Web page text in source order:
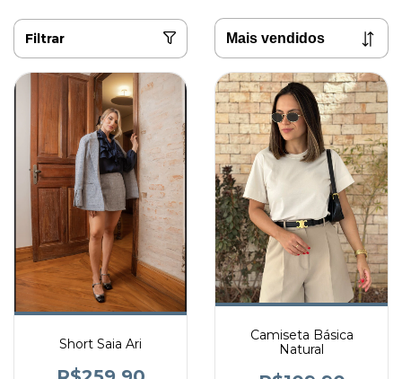
Filtrar
Short Saia Ari
Camiseta Básica
Natural